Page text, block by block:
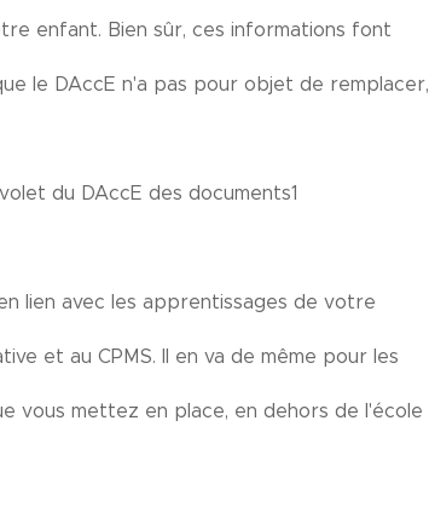
enfant. Bien sûr, ces informations font
le DAccE n'a pas pour objet de remplacer,
du DAccE des documents1
lien avec les apprentissages de votre
et au CPMS. Il en va de même pour les
vous mettez en place, en dehors de l'école